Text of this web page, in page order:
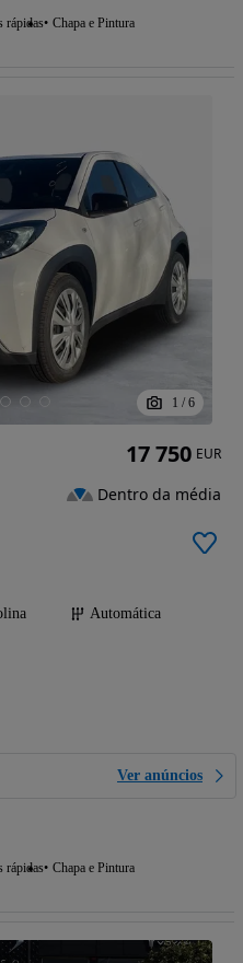
rápidas Chapa e Pintura
1 / 6
Automática
Ver anúncios
rápidas Chapa e Pintura
17 750 EUR
Dentro da média